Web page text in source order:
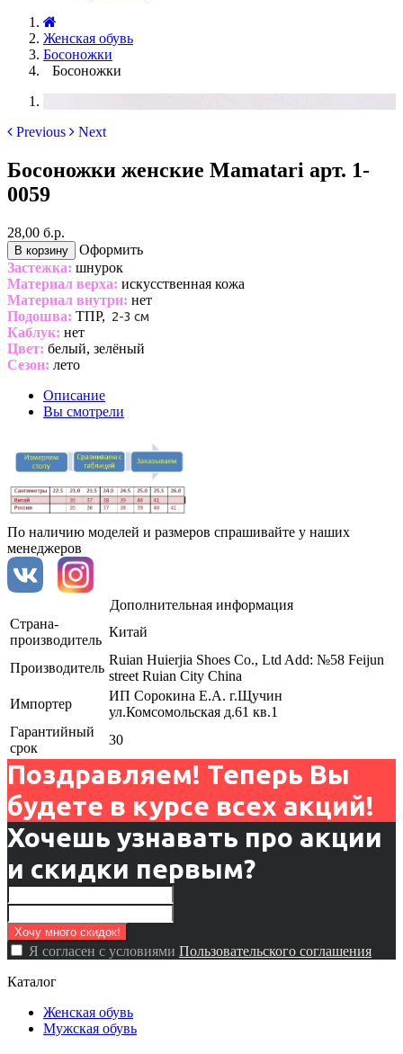
Женская обувь
Босоножки
Босоножки
Previous Next
Босоножки женские Mamatari арт. 1-
0059
28,00 б.р.
В корзину
Оформить
Застежка: шнурок
Материал верха: искусственная кожа
Материал внутри: нет
Подошва: ТПР, 2-3 см
Каблук: нет
Цвет: белый, зелёный
Сезон: лето
Описание
Вы смотрели
По наличию моделей и размеров спрашивайте у наших
менеджеров
Дополнительная информация
Страна-
производитель
Китай
Производитель
Ruian Huierjia Shoes Co., Ltd Add: №58 Feijun
street Ruian City China
Импортер
ИП Сорокина Е.А. г.Щучин
ул.Комсомольская д.61 кв.1
Гарантийный
срок
30
Поздравляем! Теперь Вы
будете в курсе всех акций!
Хочешь узнавать про акции
и скидки первым?
Я согласен с условиями Пользовательского соглашения
Каталог
Женская обувь
Мужская обувь